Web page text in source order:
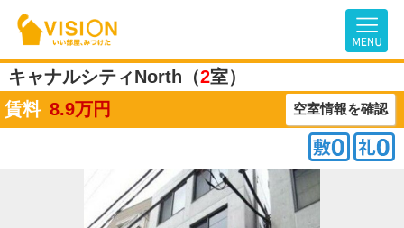
キャナルシティNorth（2室）
賃料 8.9万円 空室情報を確認